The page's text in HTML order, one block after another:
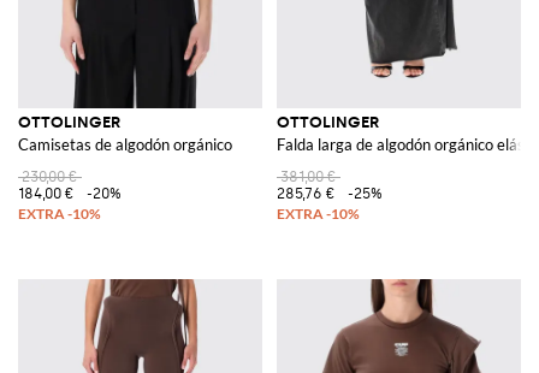
OTTOLINGER
Camisetas de algodón orgánico
230,00 €
184,00 €
-20%
OTTOLINGER
Falda larga de algodón orgánico
381,00 €
285,76 €
-25%